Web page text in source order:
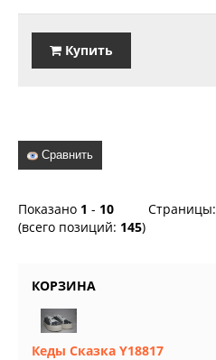
Купить
Сравнить
Страницы:
Показано 1 - 10
(всего позиций: 145)
КОРЗИНА
Кеды Сказка Y18817